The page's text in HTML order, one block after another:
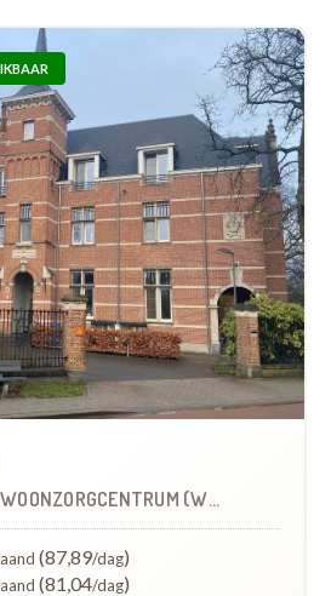
WOONZORGCENTRUM (WZC)
(87,89/dag)
(81,04/dag)